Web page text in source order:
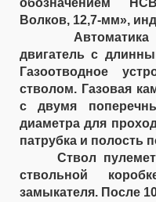
обозначением
Волков, 12,7-мм»,
Автоматика
двигатель с
Газоотводное
стволом. Газовая
с двумя
диаметра для
патрубка и полость
Ствол
ствольной
замыкателя. После